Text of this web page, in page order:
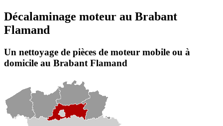
Décalaminage moteur au Brabant
Flamand
Un nettoyage de pièces de moteur mobile ou à
domicile au Brabant Flamand